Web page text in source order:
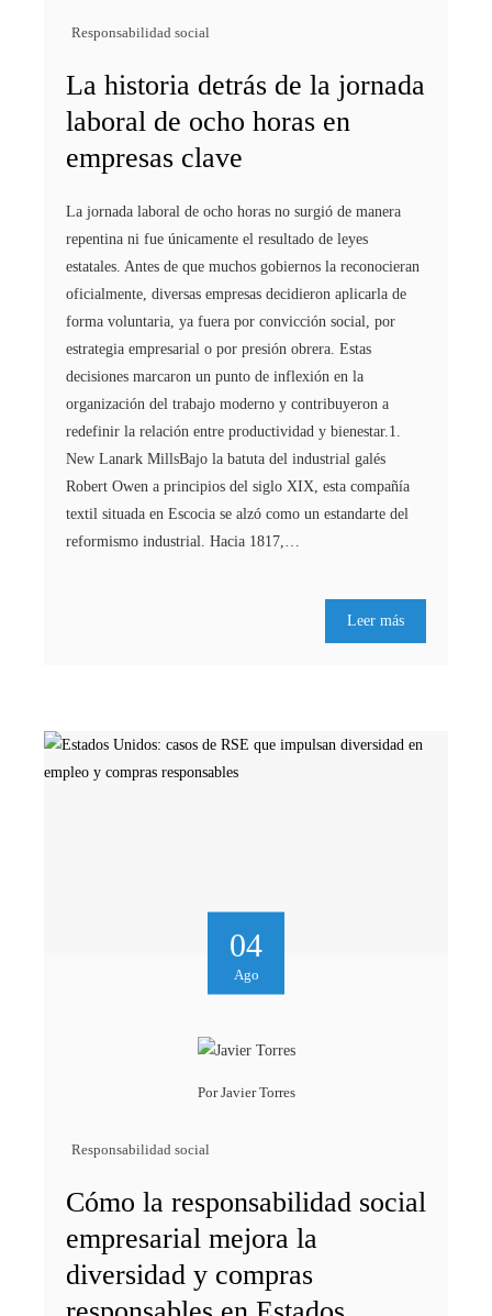
Responsabilidad social
La historia detrás de la jornada
laboral de ocho horas en
empresas clave
La jornada laboral de ocho horas no surgió de manera
repentina ni fue únicamente el resultado de leyes
estatales. Antes de que muchos gobiernos la reconocieran
oficialmente, diversas empresas decidieron aplicarla de
forma voluntaria, ya fuera por convicción social, por
estrategia empresarial o por presión obrera. Estas
decisiones marcaron un punto de inflexión en la
organización del trabajo moderno y contribuyeron a
redefinir la relación entre productividad y bienestar.1.
New Lanark MillsBajo la batuta del industrial galés
Robert Owen a principios del siglo XIX, esta compañía
textil situada en Escocia se alzó como un estandarte del
reformismo industrial. Hacia 1817,…
Leer más
04
Ago
PorJavier Torres
Responsabilidad social
Cómo la responsabilidad social
empresarial mejora la
diversidad y compras